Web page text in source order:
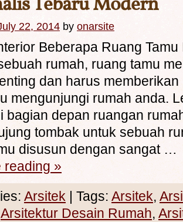
22, 2014 by onarsite
Beberapa Ruang
rumah, ruang tamu
dan harus
mengunjungi rumah anda.
bagian depan ruangan
tombak untuk sebuah
disusun dengan sangat …
reading »
Arsitek | Tags: Arsitek,
Arsitektur Desain Rumah,